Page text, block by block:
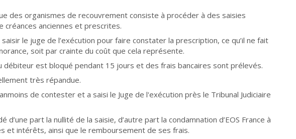
des organismes de recouvrement consiste à procéder à des saisies
créances anciennes et prescrites.
le juge de l’exécution pour faire constater la prescription, ce qu’il ne fait
soit par crainte du coût que cela représente.
débiteur est bloqué pendant 15 jours et des frais bancaires sont prélevés.
très répandue.
de contester et a saisi le Juge de l'exécution près le Tribunal Judiciaire
d’une part la nullité de la saisie, d’autre part la condamnation d’EOS France à
et intérêts, ainsi que le remboursement de ses frais.